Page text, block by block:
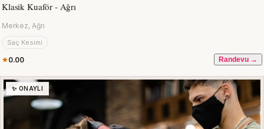
Klasik Kuaför - Ağrı
Merkez, Ağrı
Saç Kesimi
0.00 Randevu →
✨ ONAYLI